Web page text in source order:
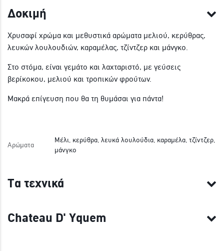
Δοκιμή
Χρυσαφί χρώμα και μεθυστικά αρώματα μελιού, κερύθρας,
λευκών λουλουδιών, καραμέλας, τζίντζερ και μάνγκο.
Στο στόμα, είναι γεμάτο και λαχταριστό, με γεύσεις
βερίκοκου, μελιού και τροπικών φρούτων.
Μακρά επίγευση που θα τη θυμάσαι για πάντα!
Αρώματα
Μέλι, κερύθρα, λευκά λουλούδια, καραμέλα, τζίντζερ,
μάνγκο
Τα τεχνικά
Chateau D' Yquem